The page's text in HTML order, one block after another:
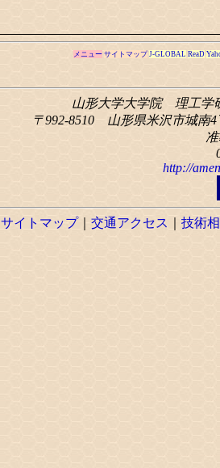
メニュー サイトマップ J-GLOBAL ReaD
山形大学大学院 理工学
〒992-8510 山形県米沢市城南4
http://
サイトマップ｜ 交通アクセス 技術